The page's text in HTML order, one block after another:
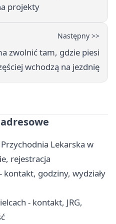
projekty
Następny >>
zwolnić tam, gdzie piesi
wchodzą na jezdnię
Lekarska w
rejestracja
kontakt, godziny, wydziały
- kontakt, JRG,